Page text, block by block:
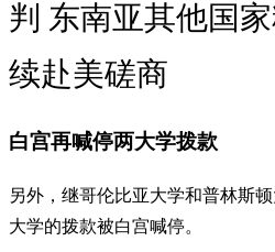
判 东南亚其他国
续赴美磋商
白宫再喊停两大学拨款
另外，继哥伦比亚大学和普林斯
大学的拨款被白宫喊停。